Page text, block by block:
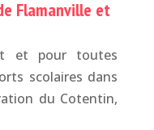
Flamanville et
et pour toutes
scolaires dans
du Cotentin,